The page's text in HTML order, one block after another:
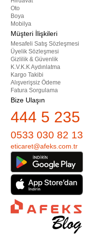
Oto
Boya
Mobilya
Müşteri İlişkileri
Mesafeli Satış Sözleşmesi
Üyelik Sözleşmesi
Gizlilik & Güvenlik
K.V.K.K Aydınlatma
Kargo Takibi
Alışverişsiz Ödeme
Fatura Sorgulama
Bize Ulaşın
444 5 235
0533 030 82 13
eticaret@afeks.com.tr